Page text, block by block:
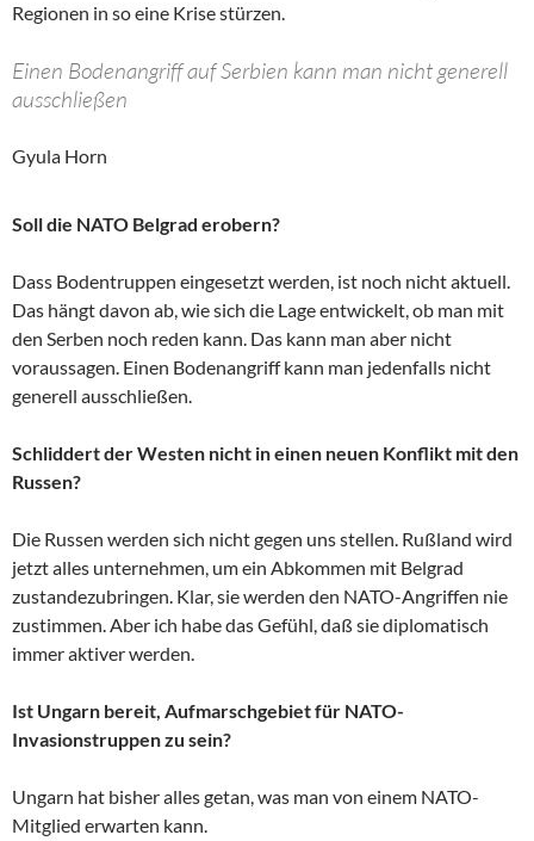
Regionen in so eine Krise stürzen.
Einen Bodenangriff auf Serbien kann man nicht generell
ausschließen
Gyula Horn
Soll die NATO Belgrad erobern?
Dass Bodentruppen eingesetzt werden, ist noch nicht aktuell.
Das hängt davon ab, wie sich die Lage entwickelt, ob man mit
den Serben noch reden kann. Das kann man aber nicht
voraussagen. Einen Bodenangriff kann man jedenfalls nicht
generell ausschließen.
Schliddert der Westen nicht in einen neuen Konflikt mit den
Russen?
Die Russen werden sich nicht gegen uns stellen. Rußland wird
jetzt alles unternehmen, um ein Abkommen mit Belgrad
zustandezubringen. Klar, sie werden den NATO-Angriffen nie
zustimmen. Aber ich habe das Gefühl, daß sie diplomatisch
immer aktiver werden.
Ist Ungarn bereit, Aufmarschgebiet für NATO-
Invasionstruppen zu sein?
Ungarn hat bisher alles getan, was man von einem NATO-
Mitglied erwarten kann.